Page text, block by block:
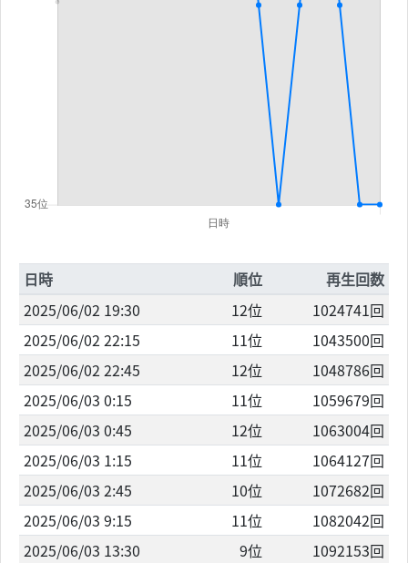
日時 順位
再生回数
2025/06/02 19:30
12位
1024741回
2025/06/02 22:15
11位
1043500回
2025/06/02 22:45
12位
1048786回
2025/06/03 0:15
11位
1059679回
2025/06/03 0:45
12位
1063004回
2025/06/03 1:15
11位
1064127回
2025/06/03 2:45
10位
1072682回
2025/06/03 9:15
11位
1082042回
2025/06/03 13:30
9位
1092153回